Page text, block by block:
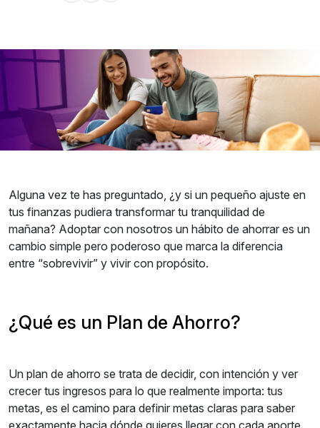
Alguna vez te has preguntado, ¿y si un pequeño ajuste en
tus finanzas pudiera transformar tu tranquilidad de
mañana? Adoptar con nosotros un hábito de ahorrar es un
cambio simple pero poderoso que marca la diferencia
entre “sobrevivir” y vivir con propósito.
¿Qué es un Plan de Ahorro?
Un plan de ahorro se trata de decidir, con intención y ver
crecer tus ingresos para lo que realmente importa: tus
metas, es el camino para definir metas claras para saber
exactamente hacia dónde quieres llegar con cada aporte.